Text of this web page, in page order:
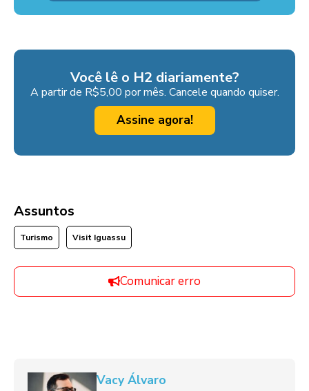
Você lê o H2 diariamente?
A partir de R$5,00 por mês. Cancele quando quiser.
Assine agora!
Assuntos
Turismo Visit Iguassu
Comunicar erro
Vacy Álvaro